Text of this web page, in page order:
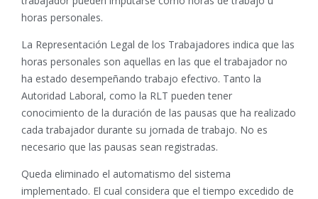
horas personales.
La Representación Legal de los Trabajadores indica que las
horas personales son aquellas en las que el trabajador no
ha estado desempeñando trabajo efectivo. Tanto la
Autoridad Laboral, como la RLT pueden tener
conocimiento de la duración de las pausas que ha realizado
cada trabajador durante su jornada de trabajo. No es
necesario que las pausas sean registradas.
Queda eliminado el automatismo del sistema
implementado. El cual considera que el tiempo excedido de